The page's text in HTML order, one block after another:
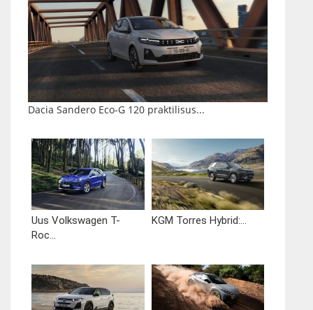
Dacia Sandero Eco-G 120 praktilisus...
Uus Volkswagen T-
Roc...
KGM Torres Hybrid:...